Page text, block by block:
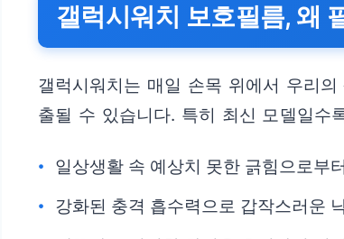
갤럭시워치 보호필름, 왜
갤럭시워치는 매일 손목 위에서 우리
출될 수 있습니다. 특히 최신 모델일수
일상생활 속 예상치 못한 긁힘으로부
강화된 충격 흡수력으로 갑작스러운